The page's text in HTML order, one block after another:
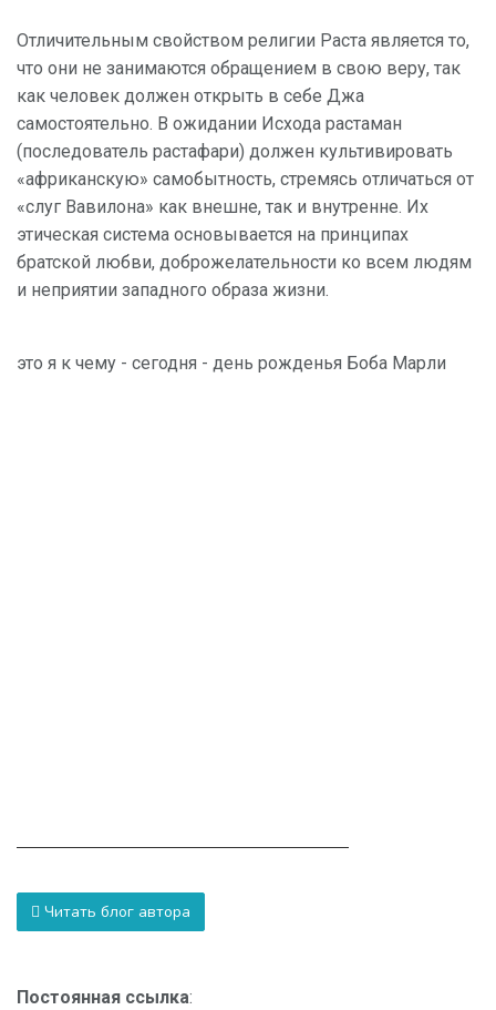
Отличительным свойством религии Раста является то,
что они не занимаются обращением в свою веру, так
как человек должен открыть в себе Джа
самостоятельно. В ожидании Исхода растаман
(последователь растафари) должен культивировать
«африканскую» самобытность, стремясь отличаться от
«слуг Вавилона» как внешне, так и внутренне. Их
этическая система основывается на принципах
братской любви, доброжелательности ко всем людям
и неприятии западного образа жизни.
это я к чему - сегодня - день рожденья Боба Марли
Читать блог автора
Постоянная ссылка: